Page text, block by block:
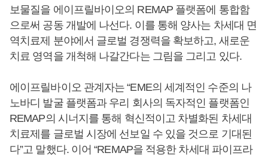
보물질을 에이프릴바이오의 REMAP 플랫폼에 통합함
으로써 공동 개발에 나선다. 이를 통해 양사는 차세대 면
역치료제 분야에서 글로벌 경쟁력을 확보하고, 새로운
치료 영역을 개척해 나갈간다는 그림을 그리고 있다.
에이프릴바이오 관계자는 “EME의 세계적인 수준의 나
노바디 발굴 플랫폼과 우리 회사의 독자적인 플랫폼인
REMAP의 시너지를 통해 혁신적이고 차별화된 차세대
치료제를 글로벌 시장에 선보일 수 있을 것으로 기대된
다”고 말했다. 이어 “REMAP을 적용한 차세대 파이프라